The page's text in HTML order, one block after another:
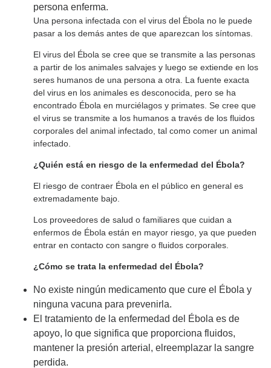
persona enferma.
Una persona infectada con el virus del Ébola no le puede
pasar a los demás antes de que aparezcan los síntomas.
El virus del Ébola se cree que se transmite a las personas
a partir de los animales salvajes y luego se extiende en los
seres humanos de una persona a otra. La fuente exacta
del virus en los animales es desconocida, pero se ha
encontrado Ébola en murciélagos y primates. Se cree que
el virus se transmite a los humanos a través de los fluidos
corporales del animal infectado, tal como comer un animal
infectado.
¿Quién está en riesgo de la enfermedad del Ébola?
El riesgo de contraer Ébola en el público en general es
extremadamente bajo.
Los proveedores de salud o familiares que cuidan a
enfermos de Ébola están en mayor riesgo, ya que pueden
entrar en contacto con sangre o fluidos corporales.
¿Cómo se trata la enfermedad del Ébola?
No existe ningún medicamento que cure el Ébola y
ninguna vacuna para prevenirla.
El tratamiento de la enfermedad del Ébola es de
apoyo, lo que significa que proporciona fluidos,
mantener la presión arterial, elreemplazar la sangre
perdida.